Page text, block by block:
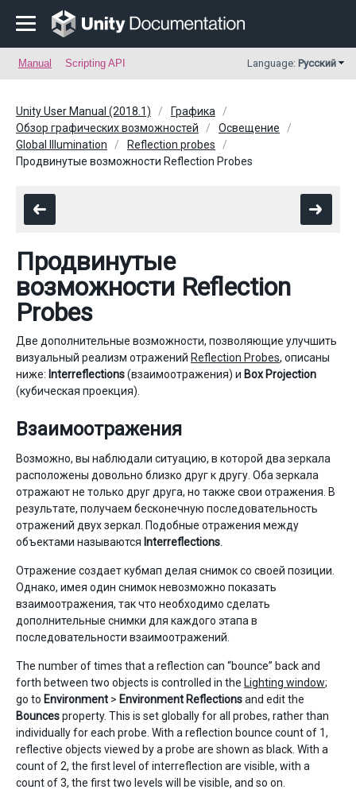
Manual Scripting API Language: Русский
Unity User Manual (2018.1)
Графика
Обзор графических возможностей
Освещение
Global Illumination
Reflection probes
Продвинутые возможности Reflection Probes
Продвинутые
возможности Reflection
Probes
Две дополнительные возможности, позволяющие улучшить
визуальный реализм отражений Reflection Probes, описаны
ниже: Interreflections(взаимоотражения) и Box Projection
(кубическая проекция).
Взаимоотражения
Возможно, вы наблюдали ситуацию, в которой два зеркала
расположены довольно близко друг к другу. Оба зеркала
отражают не только друг друга, но также свои отражения. В
результате, получаем бесконечную последовательность
отражений двух зеркал. Подобные отражения между
объектами называются Interreflections
Отражение создает кубмап делая снимок со своей позиции.
Однако, имея один снимок невозможно показать
взаимоотражения, так что необходимо сделать
дополнительные снимки для каждого этапа в
последовательности взаимоотражений.
The number of times that a reflection can “bounce” back and
forth between two objects is controlled in the Lighting window;
go to Environment > Environment Reflectionsand edit the
Bouncesproperty. This is set globally for all probes, rather than
individually for each probe. With a reflection bounce count of 1,
reflective objects viewed by a probe are shown as black. With a
count of 2, the first level of interreflection are visible, with a
count of 3, the first two levels will be visible, and so on.